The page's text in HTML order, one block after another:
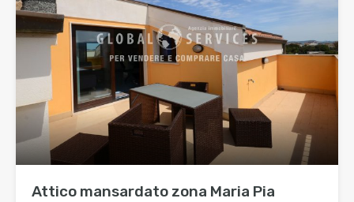
Attico mansardato zona Maria Pia